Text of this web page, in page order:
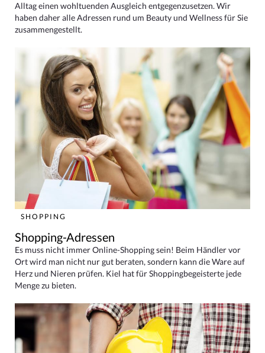
Alltag einen wohltuenden Ausgleich entgegenzusetzen. Wir
haben daher alle Adressen rund um Beauty und Wellness für Sie
zusammengestellt.
SHOPPING
Shopping-Adressen
Es muss nicht immer Online-Shopping sein! Beim Händler vor
Ort wird man nicht nur gut beraten, sondern kann die Ware auf
Herz und Nieren prüfen. Kiel hat für Shoppingbegeisterte jede
Menge zu bieten.